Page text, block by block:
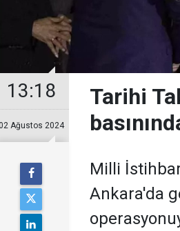
13:18
Ağustos 2024
Tarihi
Milli
Ankara'da